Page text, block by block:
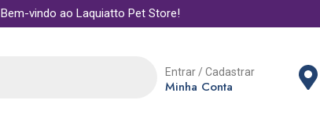
Bem-vindo ao Laquiatto Pet Store!
Entrar / Cadastrar
Minha Conta